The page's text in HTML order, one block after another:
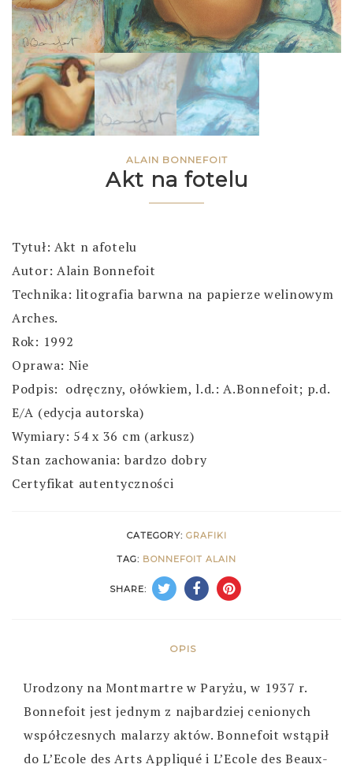
ALAIN BONNEFOIT
Akt na fotelu
Tytuł: Akt n afotelu
Autor: Alain Bonnefoit
Technika: litografia barwna na papierze welinowym
Arches.
Rok: 1992
Oprawa: Nie
Podpis: odręczny, ołówkiem, l.d.: A.Bonnefoit; p.d.
E/A (edycja autorska)
Wymiary: 54 x 36 cm (arkusz)
Stan zachowania: bardzo dobry
Certyfikat autentyczności
CATEGORY: GRAFIKI
TAG: BONNEFOIT ALAIN
SHARE:
OPIS
Urodzony na Montmartre w Paryżu, w 1937 r.
Bonnefoit jest jednym z najbardziej cenionych
współczesnych malarzy aktów. Bonnefoit wstąpił
do L’Ecole des Arts Appliqué i L’Ecole des Beaux-